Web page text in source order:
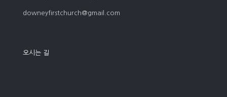
downeyfirstchurch@gmail.com
오시는 길